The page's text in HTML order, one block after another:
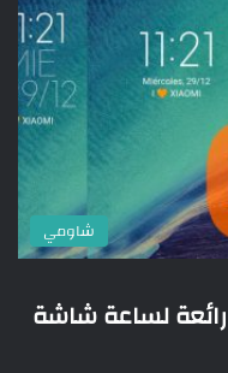
شاومي
توفر 4 ثيمات رائعة لساعة شاشة